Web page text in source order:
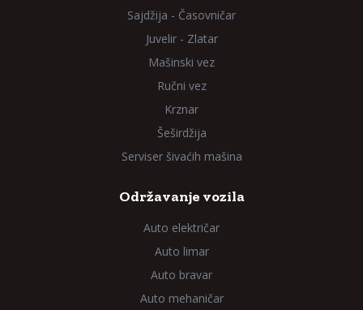
Sajdžija - Časovničar
Juvelir - Zlatar
Mašinski vez
Ručni vez
Krznar
Šeširdžija
Serviser šivaćih mašina
Održavanje vozila
Auto električar
Auto limar
Auto bravar
Auto mehaničar